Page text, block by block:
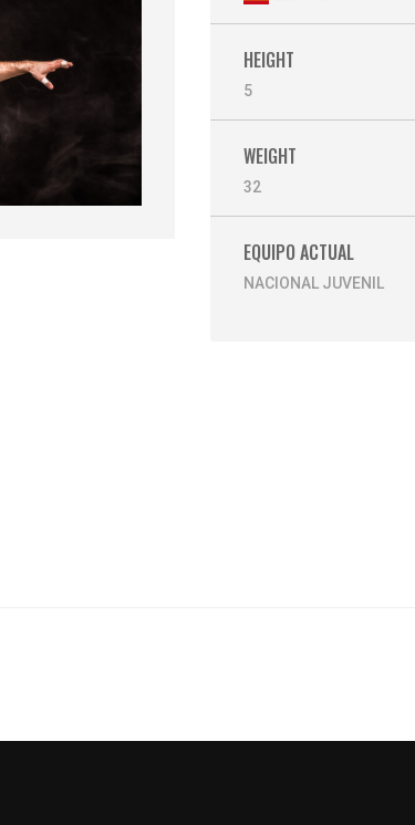
HEIGHT
5
WEIGHT
32
EQUIPO ACTUAL
NACIONAL JUVENIL